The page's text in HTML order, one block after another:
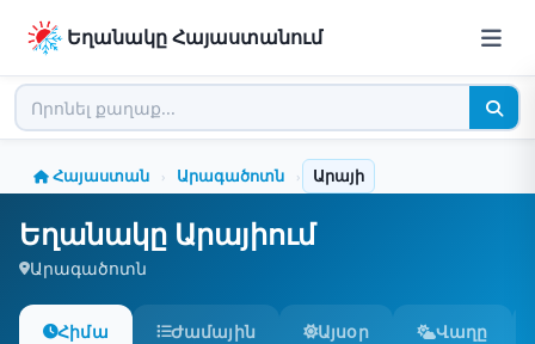
Եղանակը Հայաստանում
Հայաստան › Արագածոտն › Արայի
Եղանակը Արայիում
Արագածոտն
Հիմա Ժամային Այսօր Վաղը